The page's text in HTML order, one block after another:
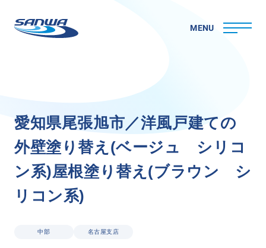
MENU
三和ペイントについて
理念
代表メッセージ
会社概要
拠点一覧
CSR
愛知県尾張旭市／洋風 戸建ての
外壁塗り替え (ベージュ シ リ コ
ン系)屋根塗り替え (ブラ ウ ン
シ
リ コ ン系)
中部 名古屋支店